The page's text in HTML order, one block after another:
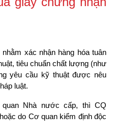
xác nhận hàng hóa tuân
tiêu chuẩn chất lượng (như
yêu cầu kỹ thuật được nêu
luật.
Nhà nước cấp, thì CQ
do Cơ quan kiểm định độc